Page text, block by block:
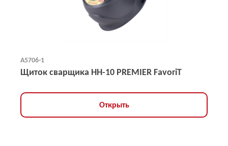
А5706-1
Щиток сварщика НН-10 PREMIER FavoriT
Открыть